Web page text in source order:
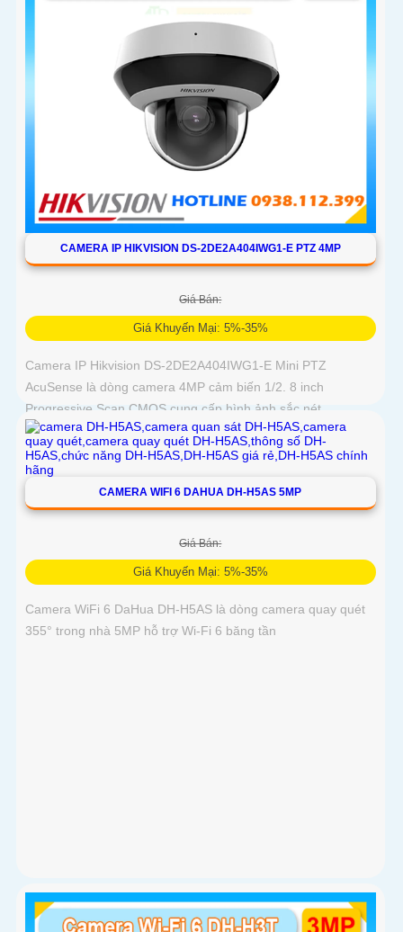
CAMERA IP HIKVISION DS-2DE2A404IWG1-E PTZ 4MP
Giá Bán:
Giá Khuyến Mại: 5%-35%
Camera IP Hikvision DS-2DE2A404IWG1-E Mini PTZ
AcuSense là dòng camera 4MP cảm biến 1/2. 8 inch
Progressive Scan CMOS cung cấp hình ảnh sắc nét
CAMERA WIFI 6 DAHUA DH-H5AS 5MP
Giá Bán:
Giá Khuyến Mại: 5%-35%
Camera WiFi 6 DaHua DH-H5AS là dòng camera quay quét
355° trong nhà 5MP hỗ trợ Wi-Fi 6 băng tần